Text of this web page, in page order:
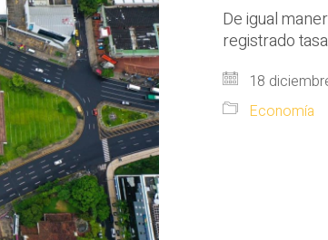
De igual
registrado
18
Economía